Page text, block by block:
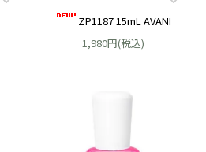
ZP1187 15mL AVANI
1,980円(税込)